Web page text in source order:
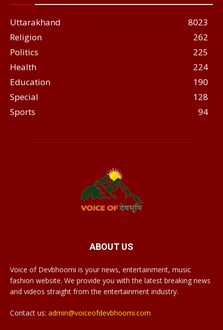
Uttarakhand
8023
Religion
262
Politics
225
Health
224
Education
190
Special
128
Sports
94
ABOUT US
Voice of Devbhoomi is your news, entertainment, music
fashion website. We provide you with the latest breaking news
and videos straight from the entertainment industry.
Contact us: admin@voiceofdevbhoomi.com